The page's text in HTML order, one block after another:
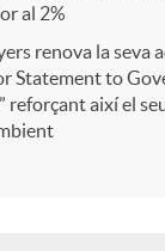
al 2%
renova la seva
Statement to
reforçant així el